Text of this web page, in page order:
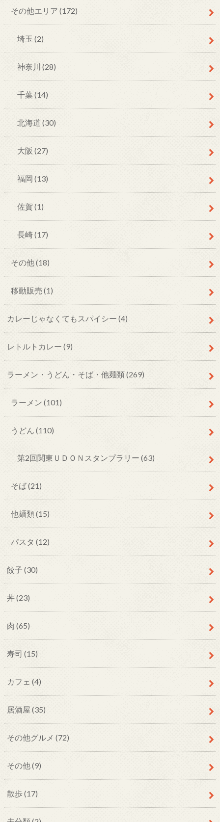
その他エリア (172)
埼玉 (2)
神奈川 (28)
千葉(14)
北海道 (30)
大阪 (27)
福岡 (13)
佐賀 (1)
長崎(17)
その他(18)
移動販売 (1)
カレーじゃなくてもスパイシー (4)
レトルトカレー (9)
ラーメン・うどん・そば・他麺類(269)
ラーメン (101)
うどん (110)
第2回関東ＵＤＯＮスタンプラリー (63)
そば(21)
他麺類(15)
パスタ (12)
餃子 (30)
丼(23)
肉 (65)
寿司 (15)
カフェ (4)
居酒屋 (35)
その他グルメ (72)
その他(9)
散歩(17)